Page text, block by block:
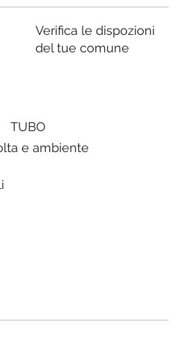
Verifica le dispozioni
del tue comune
TUBO
e ambiente